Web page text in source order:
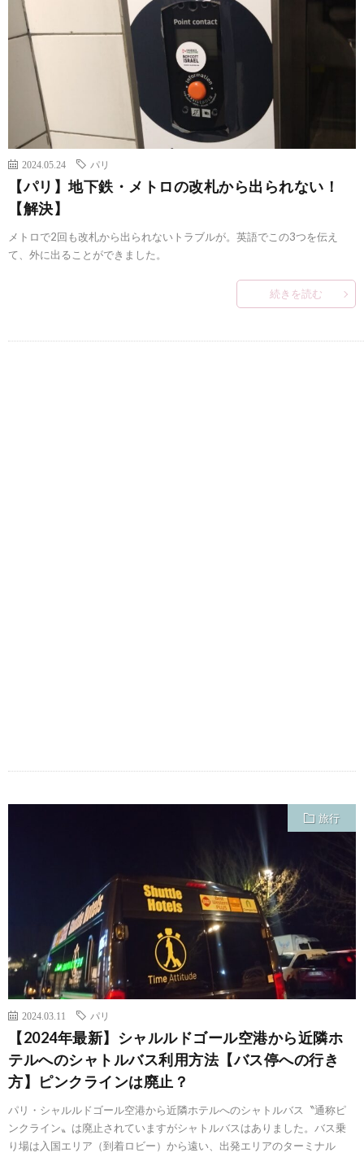
2024.05.24 パリ
【パリ】地下鉄・メトロの改札から出られない！
【解決】
メトロで2回も改札から出られないトラブルが。英語でこの3つを伝え
て、外に出ることができました。
続きを読む
旅行
2024.03.11 パリ
【2024年最新】シャルルドゴール空港から近隣ホ
テルへのシャトルバス利用方法【バス停への行き
方】ピンクラインは廃止？
パリ・シャルルドゴール空港から近隣ホテルへのシャトルバス〝通称ピ
ンクライン〟は廃止されていますがシャトルバスはありました。バス乗
り場は入国エリア（到着ロビー）から遠い、出発エリアのターミナル